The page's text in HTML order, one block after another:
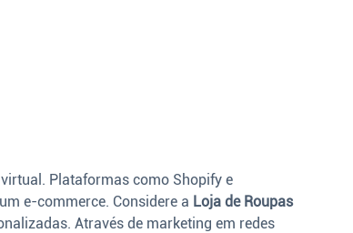
Plataformas como Shopify e
e-commerce. Considere a Loja de Roupas
Através de marketing em redes